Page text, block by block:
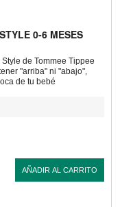
0-6 MESES
de Tommee Tippee
"arriba" ni "abajo",
de tu bebé
AÑADIR AL CARRITO